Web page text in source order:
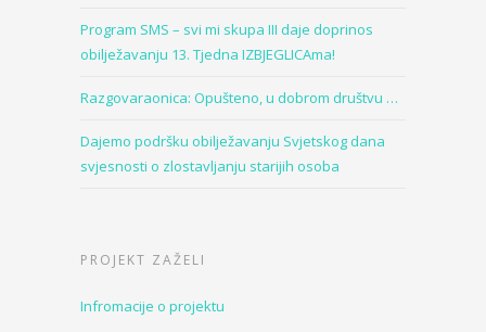
Program SMS – svi mi skupa III daje doprinos
obilježavanju 13. Tjedna IZBJEGLICAma!
Razgovaraonica: Opušteno, u dobrom društvu …
Dajemo podršku obilježavanju Svjetskog dana
svjesnosti o zlostavljanju starijih osoba
PROJEKT ZAŽELI
Infromacije o projektu